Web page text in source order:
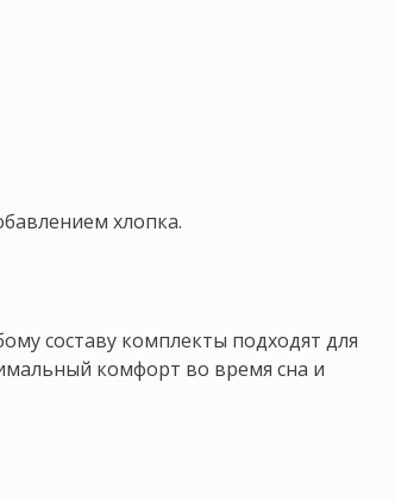
хлопка.
составу комплекты подходят для
комфорт во время сна и